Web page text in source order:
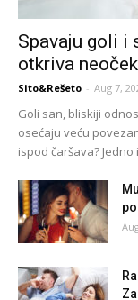
Spavaju goli i
otkriva
Sito&Rešeto - Aug 7,
Goli san, bliskiji
osećaju veću
ispod čaršava?